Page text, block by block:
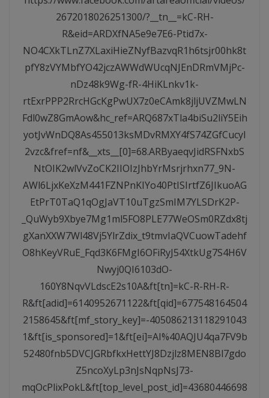
2672018026251300/?__tn__=kC-RH-
R&eid=ARDXfNA5e9e7E6-Ptid7x-
NO4CXkTLnZ7XLaxiHieZNyfBazvqR1h6tsjr00hk8t
pfY8zVYMbfYO42jczAWWdWUcqNJEnDRmVMjPc-
nDz48k9Wg-fR-4HiKLnkv1k-
rtExrPPP2RrcHGcKgPwUX7z0eCAmk8jljUVZMwLN
Fdl0wZ8GmAow&hc_ref=ARQ687xTla4biSu2liY5Eih
yotJvWnDQ8As455013ksMDvRMXY4fS74ZGfCucyl
2vzc&fref=nf&__xts__[0]=68.ARByaeqvJidRSFNxbS
NtOIK2wlVvZoCK2IIOIzJhbYrMsrjrhxn77_9N-
AWl6LjxKeXzM441FZNPnKIYo40PtISIrtfZ6JIkuoAG
EtPrT0TaQ1qOgJaVT10uTgzSmIM7YLSDrK2P-
_QuWyb9Xbye7Mg1ml5FO8PLE77WeOSm0RZdx8tj
gXanXXW7Wl48Vj5YlrZdix_t9tmvIaQVCuowTadehf
O8hKeyVRuE_Fqd3K6FMgI6OFiRyJ54XtkUg7S4H6V
Nwyj0QI6103dO-
160Y8NqvVLdscE2s10A&ft[tn]=kC-R-RH-R-
R&ft[adid]=6140952671122&ft[qid]=677548164504
2158645&ft[mf_story_key]=-405086213118291043
1&ft[is_sponsored]=1&ft[ei]=AI%40AQJU4qa7FV9b
52480fnb5DVCJGRbfkxHettYJ8Dzjlz8MEN8Bl7gdo
Z5ncoXyLp3nJsNqpNsJ73-
mqOcPlixPokL&ft[top_level_post_id]=43680446698